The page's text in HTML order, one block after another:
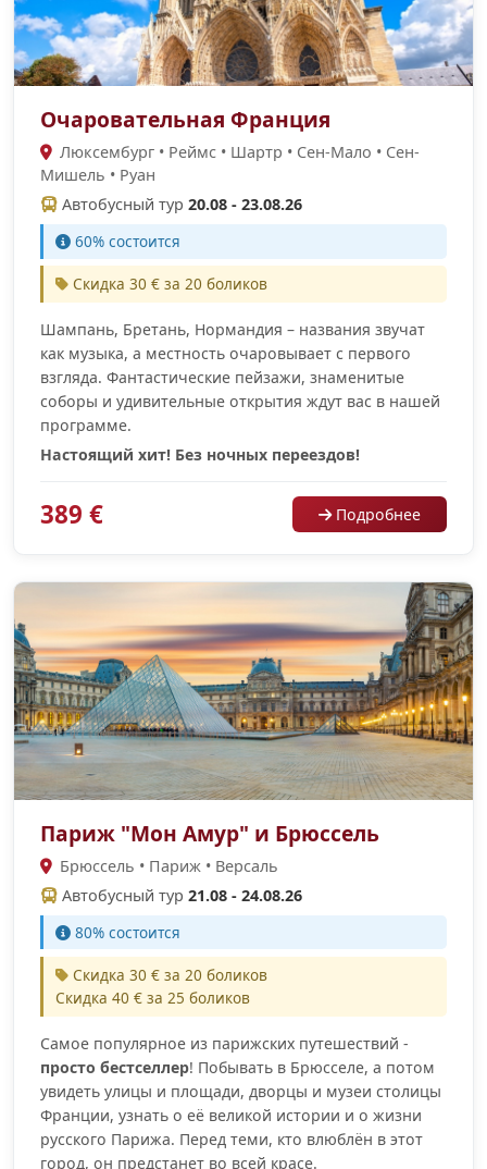
Очаровательная Франция
Люксембург • Реймс • Шартр • Сен-Мало • Сен-
Мишель • Руан
Автобусный тур 20.08 - 23.08.26
60% cостоится
Скидка 30 € за 20 боликов
Шампань, Бретaнь, Нормандия – названия звучат
как музыка, а местность очаровывает с первого
взгляда. Фантастические пейзажи, знаменитые
соборы и удивительные открытия ждут вас в нашей
программе.
Настоящий хит! Без ночных переездов!
389 € Подробнее
Париж "Мон Амур" и Брюссель
Брюссель • Париж • Версаль
Автобусный тур 21.08 - 24.08.26
80% cостоится
Скидка 30 € за 20 боликов
Скидка 40 € за 25 боликов
Самое популярное из парижских путешествий -
просто бестселлер! Побывать в Брюсселе, а потом
увидеть улицы и площади, дворцы и музеи столицы
Франции, узнать о её великой истории и о жизни
русского Парижа. Перед теми, кто влюблён в этот
город, он предстанет во всей красе.